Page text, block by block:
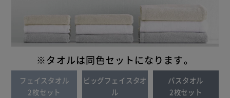
※タオルは同色セットになります。
フェイスタオル
2枚セット
ビッグフェイスタオ
ル
バスタオル
2枚セット